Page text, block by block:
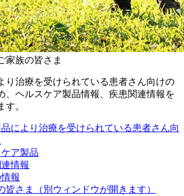
家族の皆さま
り治療を受けられている患者さん向けの
、ヘルスケア製品情報、疾患関連情報を
す。
により治療を受けられている患者さん向
ア製品
情報
報
皆さま
（別ウィンドウが開きます）